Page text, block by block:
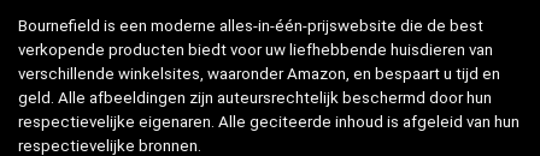
Bournefield is een moderne alles-in-één-prijswebsite die de best
verkopende producten biedt voor uw liefhebbende huisdieren van
verschillende winkelsites, waaronder Amazon, en bespaart u tijd en
geld. Alle afbeeldingen zijn auteursrechtelijk beschermd door hun
respectievelijke eigenaren. Alle geciteerde inhoud is afgeleid van hun
respectievelijke bronnen.